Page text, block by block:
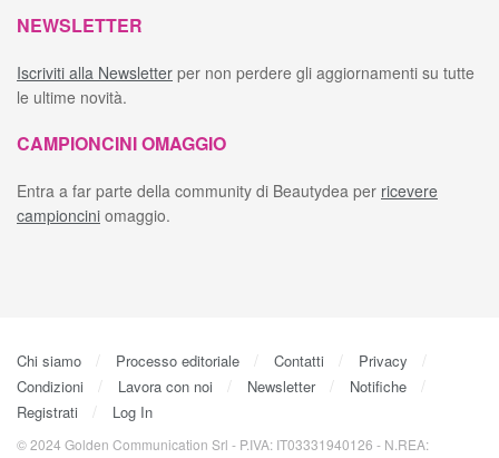
NEWSLETTER
Iscriviti alla Newsletter per non perdere gli aggiornamenti su tutte
le ultime novità.
CAMPIONCINI OMAGGIO
Entra a far parte della community di Beautydea per ricevere
campioncini omaggio.
Chi siamo Processo editoriale Contatti
Privacy
Condizioni
Lavora con noi Newsletter
Notifiche
Registrati
Log In
© 2024 Golden Communication Srl - P.IVA: IT03331940126 - N.REA: